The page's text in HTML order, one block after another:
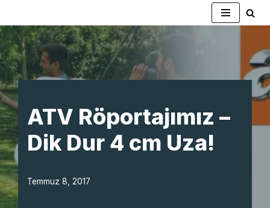
İçeriğe
geç
ATV Röportajımız –
Dik Dur 4 cm Uza!
Temmuz 8, 2017